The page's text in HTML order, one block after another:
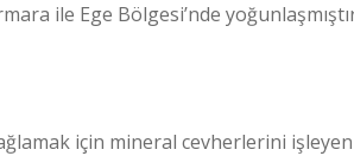
ile Ege Bölgesi’nde
için mineral cevherlerini işleyen